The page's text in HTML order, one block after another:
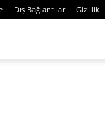
Dış Bağlantılar Gizlilik